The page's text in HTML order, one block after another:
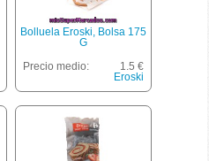
Bolluela Eroski, Bolsa 175
G
Precio medio:
1.5 €
Eroski